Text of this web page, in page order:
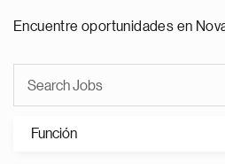
Encuentre oportunidades en
Función